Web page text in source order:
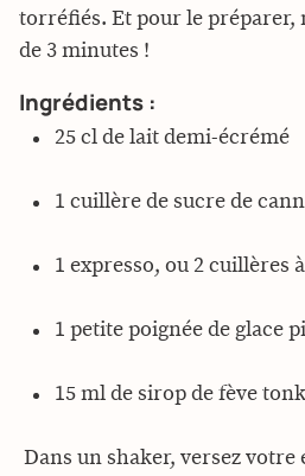
torréfiés. Et pour le préparer,
de 3 minutes !
Ingrédients :
25 cl de lait demi-écrémé
1 cuillère de sucre de
1 expresso, ou 2 cuillères
1 petite poignée de glace
15 ml de sirop de fève
Dans un shaker, versez